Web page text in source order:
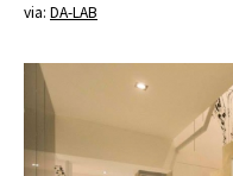
via: DA-LAB